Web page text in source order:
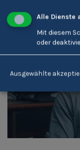
Alle Dienste
Mit diesem
oder
Ausgewählte